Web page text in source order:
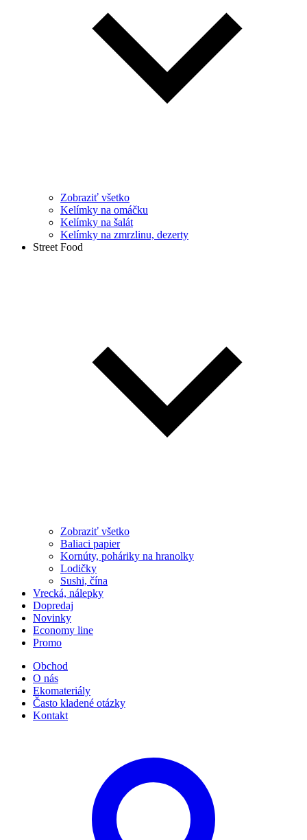
Zobraziť všetko
Kelímky na omáčku
Kelímky na šalát
Kelímky na zmrzlinu, dezerty
Street Food
Zobraziť všetko
Baliaci papier
Kornúty, poháriky na hranolky
Lodičky
Sushi, čína
Vrecká, nálepky
Dopredaj
Novinky
Economy line
Promo
Obchod
O nás
Ekomateriály
Často kladené otázky
Kontakt